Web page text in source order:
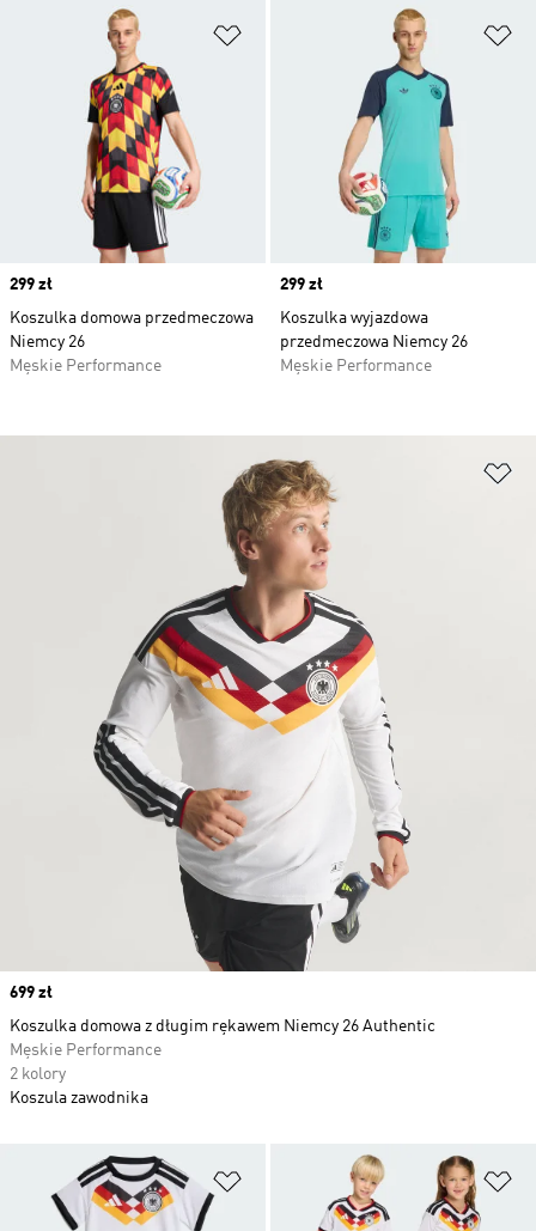
Dodaj do listy życzeń
Price
299 zł
Koszulka domowa przedmeczowa
Niemcy 26
Męskie Performance
Price
299 zł
Koszulka wyjazdowa
przedmeczowa Niemcy 26
Męskie Performance
Dodaj do listy życzeń
Price
699 zł
Koszulka domowa z długim rękawem Niemcy 26 Authentic
Męskie Performance
2 kolory
Koszula zawodnika